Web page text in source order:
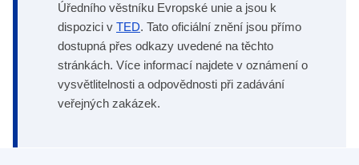
Úředního věstníku Evropské unie a jsou k
dispozici v TED. Tato oficiální znění jsou přímo
dostupná přes odkazy uvedené na těchto
stránkách. Více informací najdete v oznámení o
vysvětlitelnosti a odpovědnosti při zadávání
veřejných zakázek.